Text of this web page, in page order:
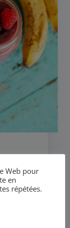
tiens à
des
Web pour
en
répétées.